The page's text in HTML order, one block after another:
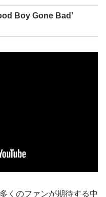
Boy Gone Bad’
くのファンが期待する中